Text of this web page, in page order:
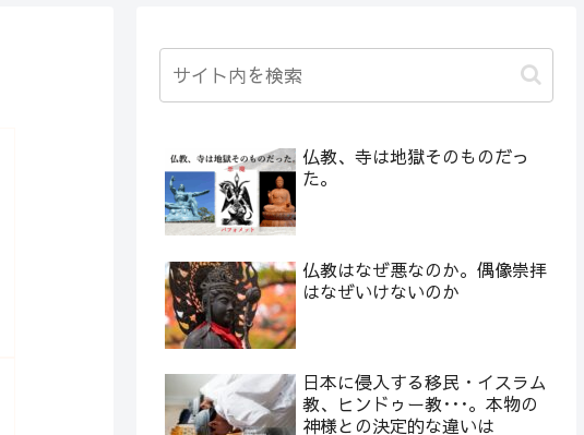
仏教、寺は地獄そのものだっ
た。
仏教はなぜ悪なのか。偶像崇拝
はなぜいけないのか
日本に侵入する移民・イスラム
教、ヒンドゥー教･･･。本物の
神様との決定的な違いは